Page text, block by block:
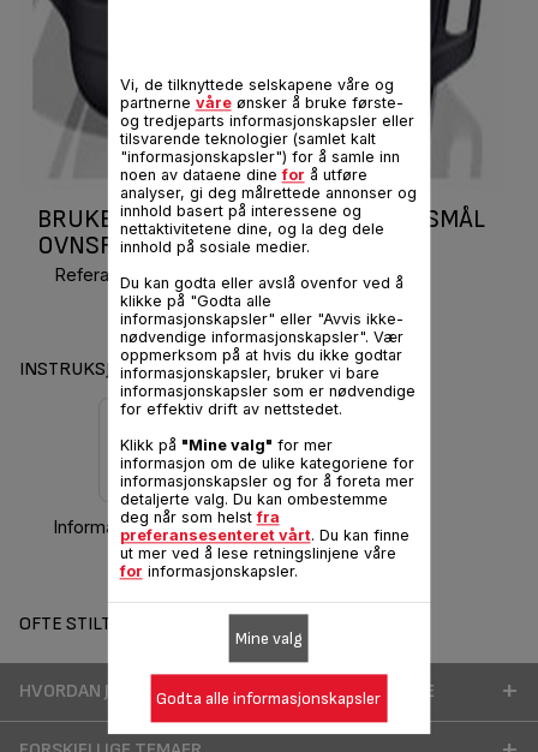
BRUKERMANUAL OG VANLIGE SPØRSMÅL
OVNSFORM 35,5 X 26 CM / 5,4 L
Referanse : C7539914
INSTRUKSJONER OG HÅNDBOK
Informasjon om garanti
OFTE STILTE SPØRSMÅL
HVORDAN JEG KAN BRUKE PRODUKTET MITT BEDRE
Vi, de tilknyttede selskapene våre og
partnerne våreønsker å bruke første-
og tredjeparts informasjonskapsler eller
tilsvarende teknologier (samlet kalt
"informasjonskapsler") for å samle inn
noen av dataene dinefor å utføre
analyser, gi deg målrettede annonser og
innhold basert på interessene og
nettaktivitetene dine, og la deg dele
innhold på sosiale medier.
Du kan godta eller avslå ovenfor ved å
klikke på "Godta alle
informasjonskapsler" eller "Avvis ikke-
nødvendige informasjonskapsler". Vær
oppmerksom på at hvis du ikke godtar
informasjonskapsler, bruker vi bare
informasjonskapsler som er nødvendige
for effektiv drift av nettstedet.
Klikk på "Mine valg" for mer
informasjon om de ulike kategoriene for
informasjonskapsler og for å foreta mer
detaljerte valg. Du kan ombestemme
deg når som helstfra
preferansesenteret vårt. Du kan finne
ut mer ved å lese retningslinjene våre
for informasjonskapsler.
Mine valg
Godta alle informasjonskapsler